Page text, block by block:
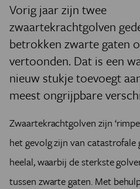
Vorig jaar zijn twee
zwaartekrachtgolven
betrokken zwarte gaten
vertoonden. Dat is een
nieuw stukje toevoegt
meest ongrijpbare
Zwaartekrachtgolven zijn
het gevolg zijn van
heelal, waarbij de sterkste
tussen zwarte gaten. Met